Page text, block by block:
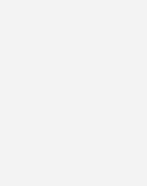
Netzentgelte für
den Ausbau von
ausbremsen. Zudem
Netzentgelten richtig auf
das Stromnetz